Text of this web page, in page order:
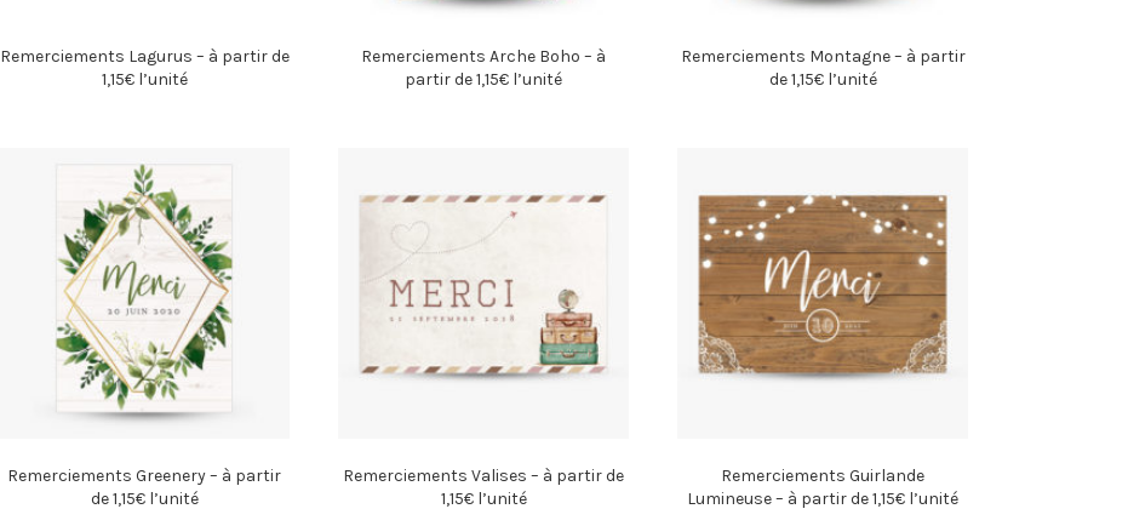
Remerciements Lagurus – à partir de
1,15€ l’unité
Remerciements Arche Boho – à
partir de 1,15€ l’unité
Remerciements Montagne – à partir
de 1,15€ l’unité
Remerciements Greenery – à partir
de 1,15€ l’unité
Remerciements Valises – à partir de
1,15€ l’unité
Remerciements Guirlande
Lumineuse – à partir de 1,15€ l’unité